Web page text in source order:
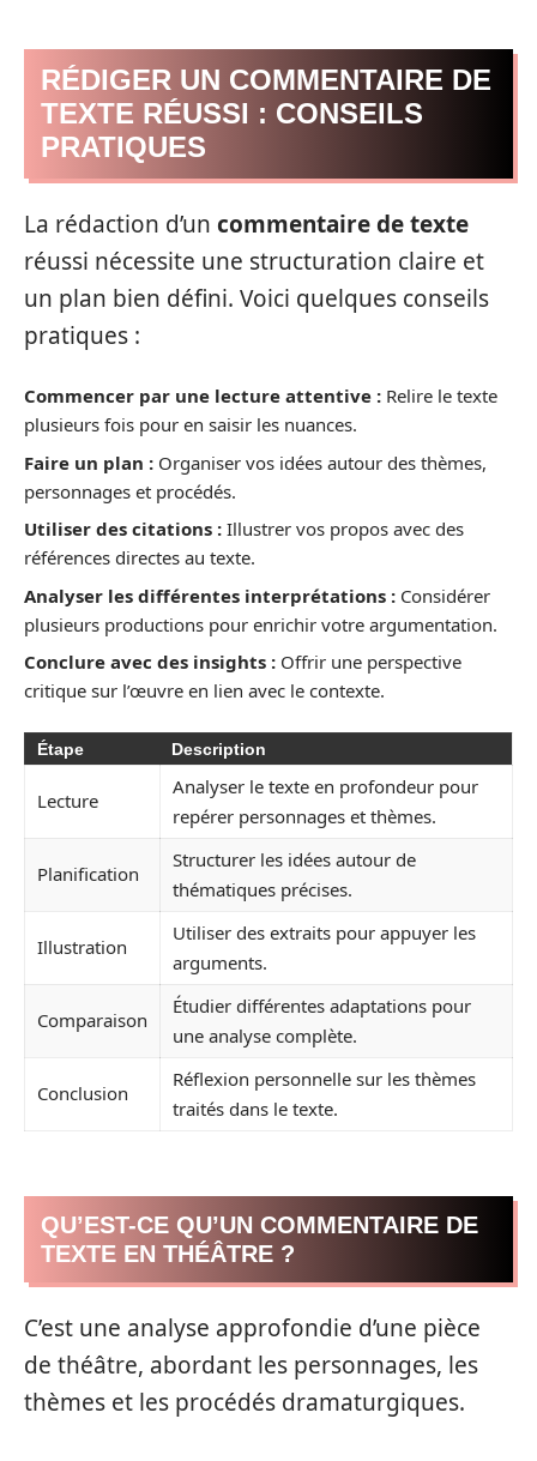
RÉDIGER UN COMMENTAIRE DE
TEXTE RÉUSSI : CONSEILS
PRATIQUES
La rédaction d’un commentaire de texte
réussi nécessite une structuration claire et
un plan bien défini. Voici quelques conseils
pratiques :
Commencer par une lecture attentive : Relire le texte
plusieurs fois pour en saisir les nuances.
Faire un plan : Organiser vos idées autour des thèmes,
personnages et procédés.
Utiliser des citations : Illustrer vos propos avec des
références directes au texte.
Analyser les différentes interprétations : Considérer
plusieurs productions pour enrichir votre argumentation.
Conclure avec des insights : Offrir une perspective
critique sur l’œuvre en lien avec le contexte.
Étape Description
Lecture
Analyser le texte en profondeur pour
repérer personnages et thèmes.
Planification
Structurer les idées autour de
thématiques précises.
Illustration
Utiliser des extraits pour appuyer les
arguments.
Comparaison
Étudier différentes adaptations pour
une analyse complète.
Conclusion
Réflexion personnelle sur les thèmes
traités dans le texte.
QU’EST-CE QU’UN COMMENTAIRE DE
TEXTE EN THÉÂTRE ?
C’est une analyse approfondie d’une pièce
de théâtre, abordant les personnages, les
thèmes et les procédés dramaturgiques.